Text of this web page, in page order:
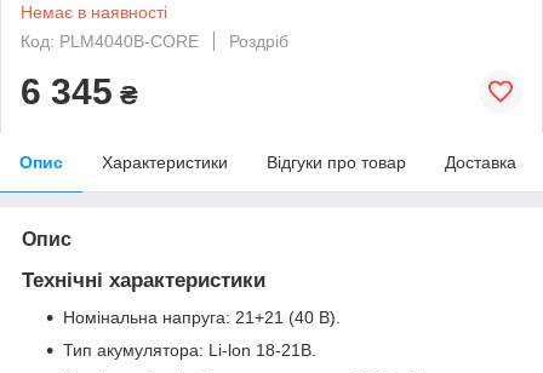
Немає в наявності
Код: PLM4040B-CORE
Роздріб
6 345 ₴
Опис Характеристики Відгуки про товар Доставка
Опис
Технічні характеристики
Номінальна напруга: 21+21 (40 В).
Тип акумулятора: Li-lon 18-21В.